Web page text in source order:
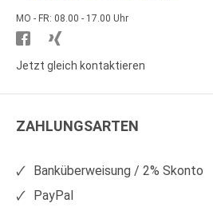
MO - FR: 08.00 - 17.00 Uhr
Besuchen
Sie
auf
Sie
auf
Jetzt gleich kontaktieren
ZAHLUNGSARTEN
Banküberweisung / 2% Skonto
PayPal